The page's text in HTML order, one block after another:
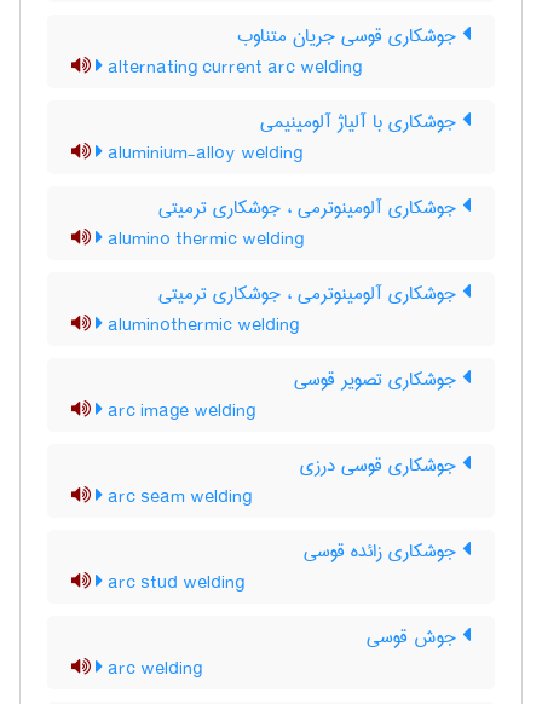
جوشکاری قوسی جریان متناوب
alternating current arc welding
جوشکاری با آلیاژ آلومینیمی
aluminium-alloy welding
جوشکاری آلومینوترمی ، جوشکاری ترمیتی
alumino thermic welding
جوشکاری آلومینوترمی ، جوشکاری ترمیتی
aluminothermic welding
جوشکاری تصویر قوسی
arc image welding
جوشکاری قوسی درزی
arc seam welding
جوشکاری زائده قوسی
arc stud welding
جوش قوسی
arc welding